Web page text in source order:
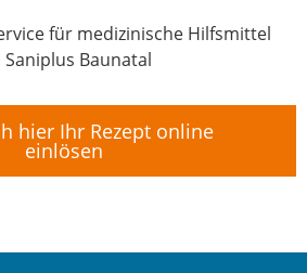
hier Ihr Rezept online
einlösen